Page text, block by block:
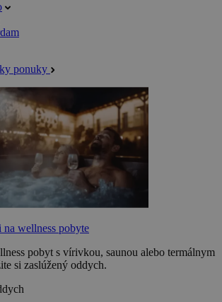
ponuky
wellness pobyte
pobyt s vírivkou, saunou alebo termálnym
si zaslúžený oddych.